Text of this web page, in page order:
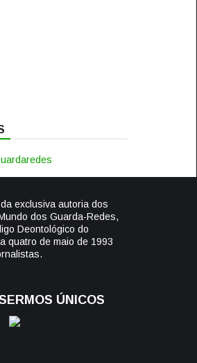
exclusiva autoria dos
dos Guarda-Redes,
Deontológico do
quatro de maio de 1993
ÚNICOS